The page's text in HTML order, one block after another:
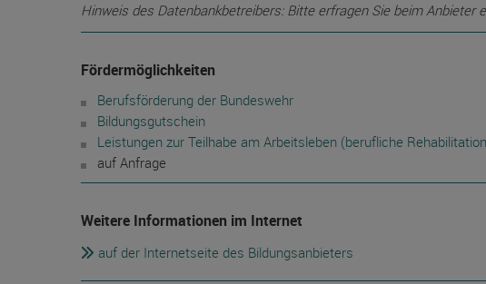
Hinweis des Datenbankbetreibers: Bitte erfragen Sie beim Anbieter
Fördermöglichkeiten
Berufsförderung der Bundeswehr
Bildungsgutschein
Leistungen zur Teilhabe am Arbeitsleben (berufliche
auf Anfrage
Weitere Informationen im Internet
auf der Internetseite des Bildungsanbieters